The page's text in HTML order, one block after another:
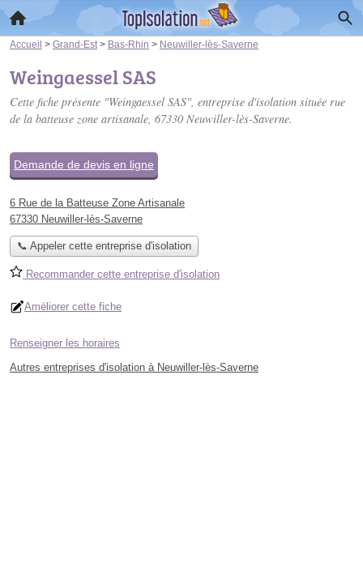
Accueil > Grand-Est > Bas-Rhin > Neuwiller-lès-Saverne
Weingaessel SAS
Cette fiche présente "Weingaessel SAS", entreprise d'isolation située rue
de la batteuse zone artisanale, 67330 Neuwiller-lès-Saverne.
Demande de devis en ligne
6 Rue de la Batteuse Zone Artisanale
67330 Neuwiller-lès-Saverne
📞 Appeler cette entreprise d'isolation
Recommander cette entreprise d'isolation
Améliorer cette fiche
Renseigner les horaires
Autres entreprises d'isolation à Neuwiller-lès-Saverne